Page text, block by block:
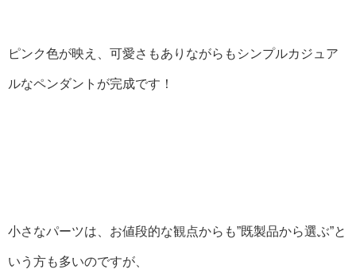
ピンク色が映え、可愛さもありながらもシンプルカジュア
ルなペンダントが完成です！
小さなパーツは、お値段的な観点からも”既製品から選ぶ”と
いう方も多いのですが、